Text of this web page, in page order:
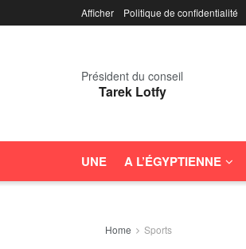
Afficher Politique de confidentialité
Président du conseil
Tarek Lotfy
UNE A L’ÉGYPTIENNE
Home Sports